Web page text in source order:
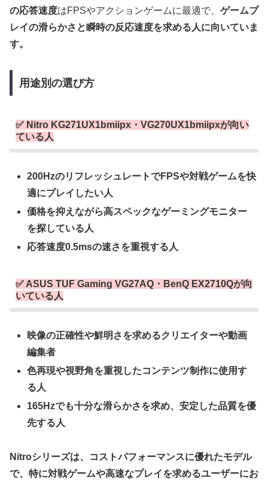
の応答速度はFPSやアクションゲームに最適で、 ゲームプ
レイの滑らかさと瞬時の反応速度を求める人に向いていま
す。
用途別の選び方
✅ Nitro KG271UX1bmiipx・VG270UX1bmiipxが向い
ている人
200HzのリフレッシュレートでFPSや対戦ゲームを快
適にプレイしたい人
価格を抑えながら高スペックなゲーミングモニター
を探している人
応答速度0.5msの速さを重視する人
✅ASUS TUF Gaming VG27AQ・BenQ EX2710Qが向
いている人
映像の正確性や鮮明さを求めるクリエイターや動画
編集者
色再現や視野角を重視したコンテンツ制作に使用す
る人
165Hzでも十分な滑らかさを求め、安定した品質を優
先する人
Nitroシリーズは、コストパフォーマンスに優れたモデル
で、特に対戦ゲームや高速なプレイを求めるユーザーにお